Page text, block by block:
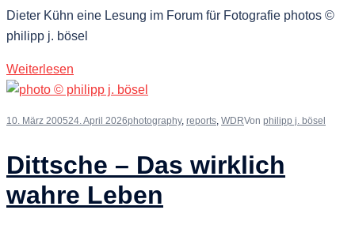
Dieter Kühn eine Lesung im Forum für Fotografie photos ©
philipp j. bösel
Weiterlesen
10. März 200524. April 2026photography, reports, WDRVon philipp j. bösel
Dittsche – Das wirklich
wahre Leben